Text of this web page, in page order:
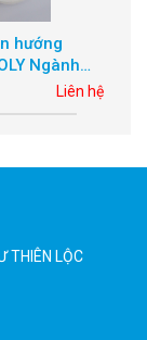
giặt ủi
50 x
nhiệt
hấp,
THIÊN LỘC